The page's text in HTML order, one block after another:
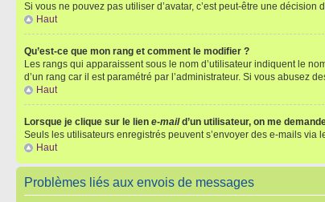
Si vous ne pouvez pas utiliser d’avatar, c’est peut-être une
Haut
Qu’est-ce que mon rang et comment le modifier ?
Les rangs qui apparaissent sous le nom d’utilisateur indiquent le
d’un rang car il est paramétré par l’administrateur. Si vous abusez
Haut
Lorsque je clique sur le lien e-maild’un utilisateur, on me
Seuls les utilisateurs enregistrés peuvent s’envoyer des e-mails
Haut
Problèmes liés aux envois de messages